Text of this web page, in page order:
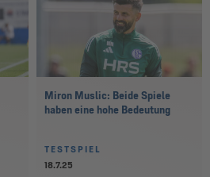
Miron Muslic: Beide Spiele
haben eine hohe Bedeutung
TESTSPIEL
18.7.25